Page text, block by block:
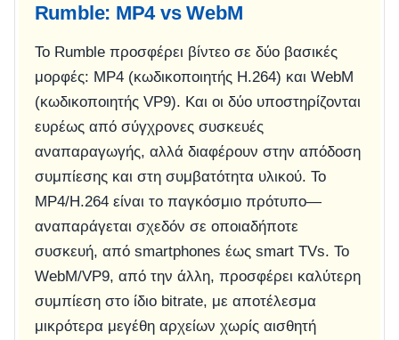
Rumble: MP4 vs WebM
Το Rumble προσφέρει βίντεο σε δύο βασικές
μορφές: MP4 (κωδικοποιητής H.264) και WebM
(κωδικοποιητής VP9). Και οι δύο υποστηρίζονται
ευρέως από σύγχρονες συσκευές
αναπαραγωγής, αλλά διαφέρουν στην απόδοση
συμπίεσης και στη συμβατότητα υλικού. Το
MP4/H.264 είναι το παγκόσμιο πρότυπο—
αναπαράγεται σχεδόν σε οποιαδήποτε
συσκευή, από smartphones έως smart TVs. Το
WebM/VP9, από την άλλη, προσφέρει καλύτερη
συμπίεση στο ίδιο bitrate, με αποτέλεσμα
μικρότερα μεγέθη αρχείων χωρίς αισθητή